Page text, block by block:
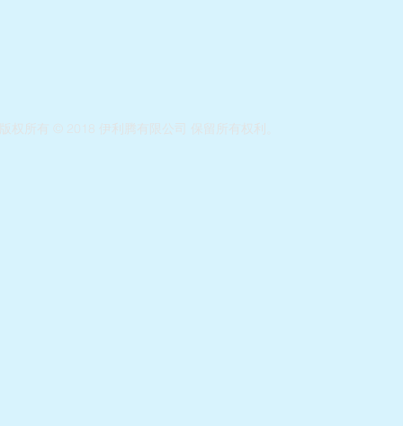
版权所有 © 2018 伊利腾有限公司 保留所有权利。